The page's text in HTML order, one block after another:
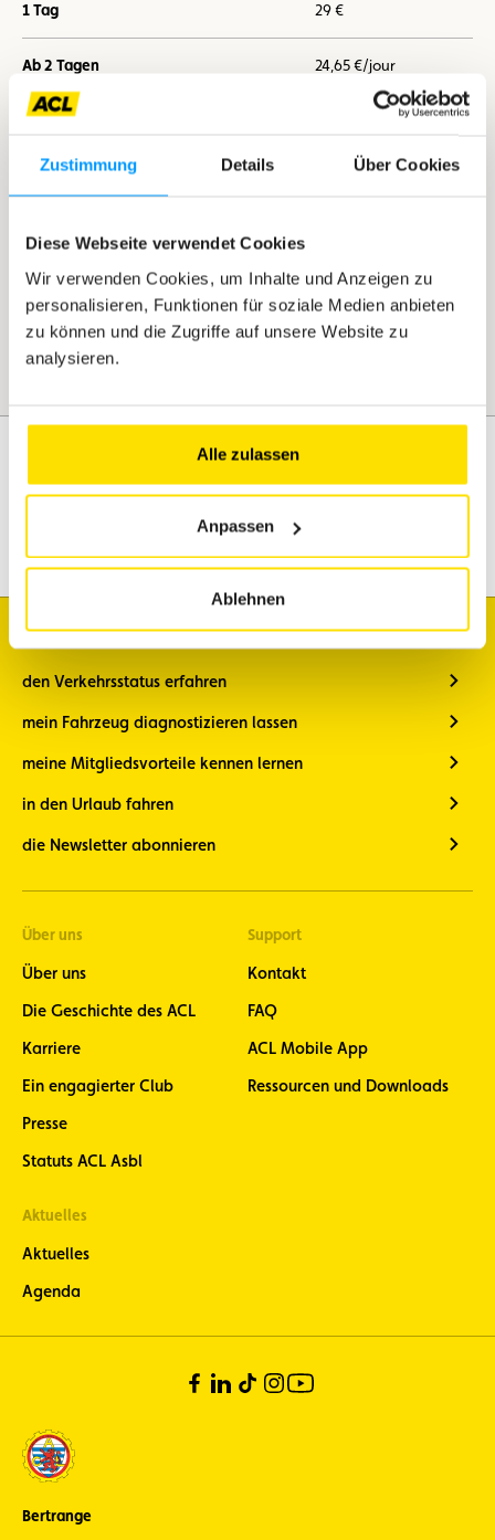
Zustimmung Details Über Cookies
Diese Webseite verwendet Cookies
Wir verwenden Cookies, um Inhalte und Anzeigen zu
personalisieren, Funktionen für soziale Medien anbieten
zu können und die Zugriffe auf unsere Website zu
analysieren.
Alle zulassen
Anpassen
Ablehnen
1 Tag 29 €
Ab 2 Tagen 24,65 €/jour
Ab 7 Tagen
Ich buche jetzt
Reisen Freizeitgestaltung
den Verkehrsstatus erfahren
mein Fahrzeug diagnostizieren lassen
meine Mitgliedsvorteile kennen lernen
in den Urlaub fahren
die Newsletter abonnieren
Über uns
Über uns
Die Geschichte des ACL
Karriere
Ein engagierter Club
Presse
Statuts ACL Asbl
Support
Kontakt
FAQ
ACL Mobile App
Ressourcen und Downloads
Aktuelles
Aktuelles
Agenda
Bertrange